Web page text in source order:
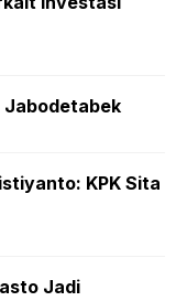
Jabodetabek
KPK Sita
Jadi